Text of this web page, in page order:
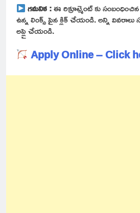
గమనిక :ఈ రిక్రూట్మెంట్ కు
ఉన్న లింక్స్ పైన క్లిక్ చేయండి. అన్ని వివరాలు
అప్లై చేయండి.
Apply Online – Click